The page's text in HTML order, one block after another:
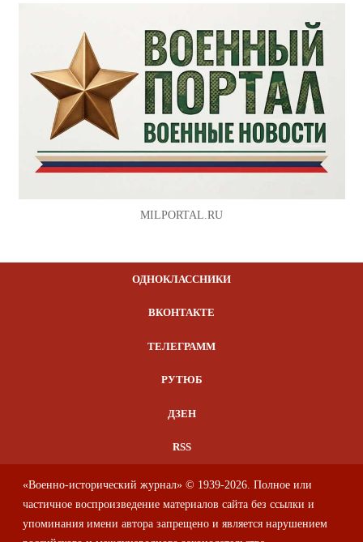
MILPORTAL.RU
ОДНОКЛАССНИКИ
ВКОНТАКТЕ
ТЕЛЕГРАММ
РУТЮБ
ДЗЕН
RSS
«Военно-исторический журнал» © 1939-2026. Полное или
частичное воспроизведение материалов сайта без ссылки и
упоминания имени автора запрещено и является нарушением